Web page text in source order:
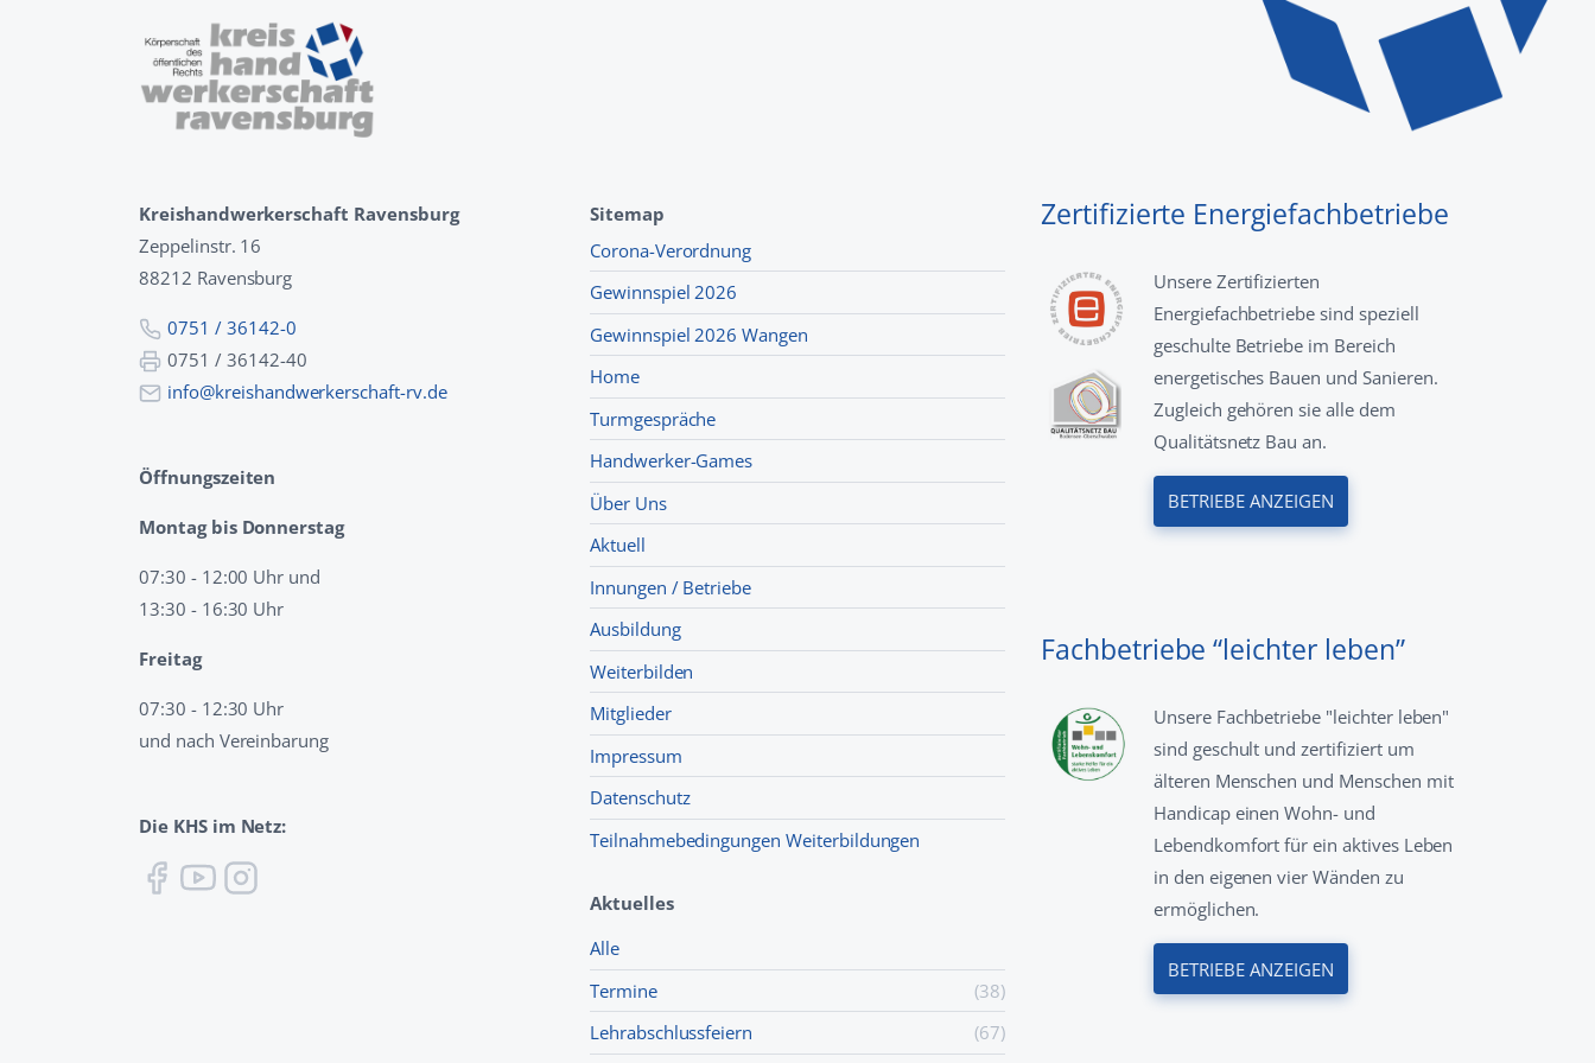
Kreishandwerkerschaft Ravensburg
Zeppelinstr. 16
88212 Ravensburg
0751 / 36142-0
0751 / 36142-40
info@kreishandwerkerschaft-rv.de
Öffnungszeiten
Montag bis Donnerstag
07:30 - 12:00 Uhr und
13:30 - 16:30 Uhr
Freitag
07:30 - 12:30 Uhr
und nach Vereinbarung
Die KHS im Netz:
Sitemap
Corona-Verordnung
Gewinnspiel 2026
Gewinnspiel 2026 Wangen
Home
Turmgespräche
Handwerker-Games
Über Uns
Aktuell
Innungen / Betriebe
Ausbildung
Weiterbilden
Mitglieder
Impressum
Datenschutz
Teilnahmebedingungen Weiterbildungen
Aktuelles
Alle
Termine
(38)
Lehr­abschluss­feiern
(67)
Zertifizierte Energiefachbetriebe
Unsere Zertifizierten
Energiefachbetriebe sind speziell
geschulte Betriebe im Bereich
energetisches Bauen und Sanieren.
Zugleich gehören sie alle dem
Qualitätsnetz Bau an.
BETRIEBE ANZEIGEN
Fachbetriebe “leichter leben”
Unsere Fachbetriebe "leichter leben"
sind geschult und zertifiziert um
älteren Menschen und Menschen mit
Handicap einen Wohn- und
Lebendkomfort für ein aktives Leben
in den eigenen vier Wänden zu
ermöglichen.
BETRIEBE ANZEIGEN